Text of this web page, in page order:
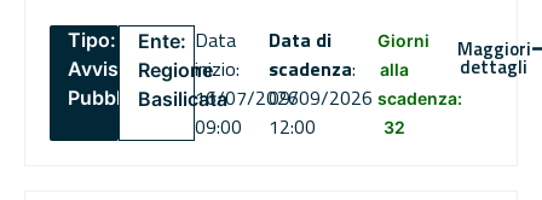
Tipo:
Avviso
Pubblico
Ente:
Regione
Basilicata
Data
inizio:
16/07/2026
09:00
Data di
scadenza:
09/09/2026
12:00
Giorni
alla
scadenza:
32
Maggiori
dettagli